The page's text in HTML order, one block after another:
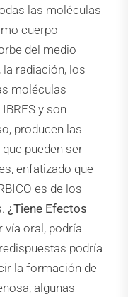
las moléculas
cuerpo
del medio
radiación, los
moléculas
y son
producen las
pueden ser
enfatizado que
es de los
¿Tiene Efectos
vía oral, podría
podría
la formación de
algunas